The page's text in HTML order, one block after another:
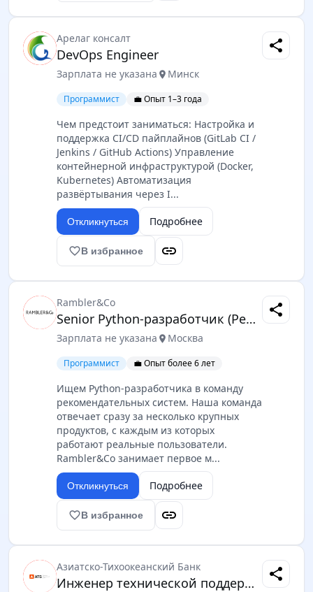
Арелаг консалт
DevOps Engineer
Зарплата не указана location_on Минск
Программист 💼 Опыт 1–3 года
Чем предстоит заниматься: Настройка и
поддержка CI/CD пайплайнов (GitLab CI /
Jenkins / GitHub Actions) Управление
контейнерной инфраструктурой (Docker,
Kubernetes) Автоматизация
развёртывания через I...
Откликнуться Подробнее
favorite_borderВ избранное link
share
Rambler&Co
Senior Python-разработчик (Рекомендательная система)
Зарплата не указана location_on Москва
Программист 💼 Опыт более 6 лет
Ищем Python-разработчика в команду
рекомендательных систем. Наша команда
отвечает сразу за несколько крупных
продуктов, с каждым из которых
работают реальные пользователи.
Rambler&Co занимает первое м...
Откликнуться Подробнее
favorite_borderВ избранное link
share
Азиатско-Тихоокеанский Банк
Инженер технической поддержки
share